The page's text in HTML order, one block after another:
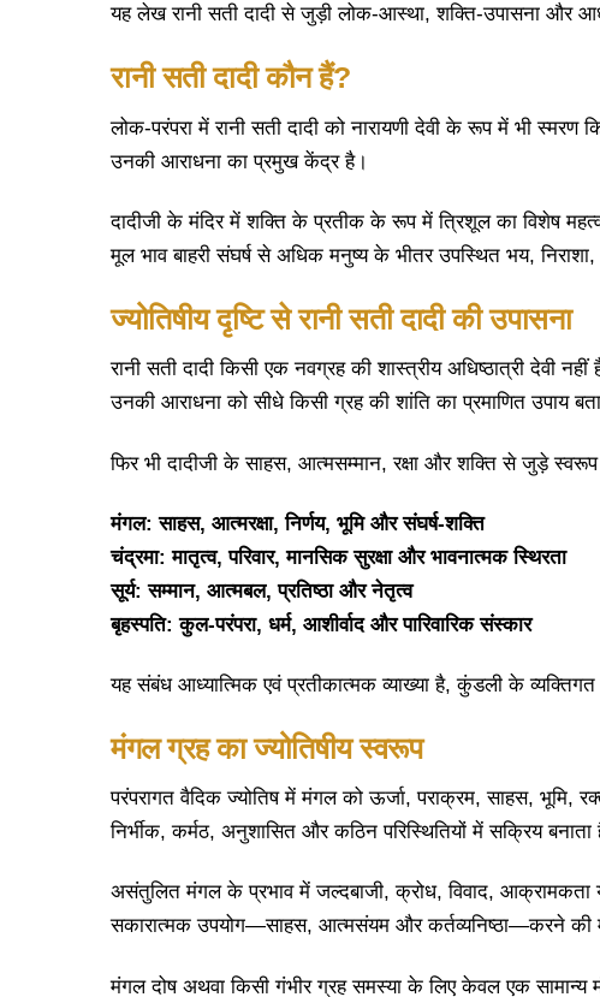
यह लेख रानी सती दादी से जुड़ी लोक-आस्था, शक्ति-उपासना और
रानी सती दादी कौन हैं?
लोक-परंपरा में रानी सती दादी को नारायणी देवी के रूप में भी
उनकी आराधना का प्रमुख केंद्र है।
दादीजी के मंदिर में शक्ति के प्रतीक के रूप में त्रिशूल का विशेष
मूल भाव बाहरी संघर्ष से अधिक मनुष्य के भीतर उपस्थित भय,
ज्योतिषीय दृष्टि से रानी सती दादी की उपासना
रानी सती दादी किसी एक नवग्रह की शास्त्रीय अधिष्ठात्री देवी
उनकी आराधना को सीधे किसी ग्रह की शांति का प्रमाणित उपाय
फिर भी दादीजी के साहस, आत्मसम्मान, रक्षा और शक्ति से जुड़े
मंगल: साहस, आत्मरक्षा, निर्णय, भूमि और संघर्ष-शक्ति
चंद्रमा: मातृत्व, परिवार, मानसिक सुरक्षा और भावनात्मक स्थिरता
सूर्य: सम्मान, आत्मबल, प्रतिष्ठा और नेतृत्व
बृहस्पति: कुल-परंपरा, धर्म, आशीर्वाद और पारिवारिक संस्कार
यह संबंध आध्यात्मिक एवं प्रतीकात्मक व्याख्या है, कुंडली के व्यक्तिगत
मंगल ग्रह का ज्योतिषीय स्वरूप
परंपरागत वैदिक ज्योतिष में मंगल को ऊर्जा, पराक्रम, साहस, भूमि,
निर्भीक, कर्मठ, अनुशासित और कठिन परिस्थितियों में सक्रिय बनाता
असंतुलित मंगल के प्रभाव में जल्दबाजी, क्रोध, विवाद, आक्रामकता
सकारात्मक उपयोग—साहस, आत्मसंयम और कर्तव्यनिष्ठा—करने की
मंगल दोष अथवा किसी गंभीर ग्रह समस्या के लिए केवल एक सामान्य